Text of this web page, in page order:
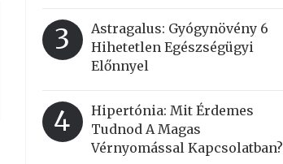
3
Astragalus: Gyógynövény 6
Hihetetlen Egészségügyi
Előnnyel
4
Hipertónia: Mit Érdemes
Tudnod A Magas
Vérnyomással Kapcsolatban?